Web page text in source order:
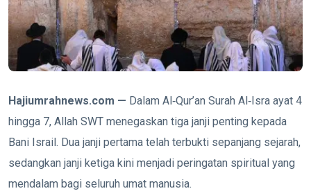
Hajiumrahnews.com — Dalam Al‑Qur’an Surah Al‑Isra ayat 4
hingga 7, Allah SWT menegaskan tiga janji penting kepada
Bani Israil. Dua janji pertama telah terbukti sepanjang sejarah,
sedangkan janji ketiga kini menjadi peringatan spiritual yang
mendalam bagi seluruh umat manusia.